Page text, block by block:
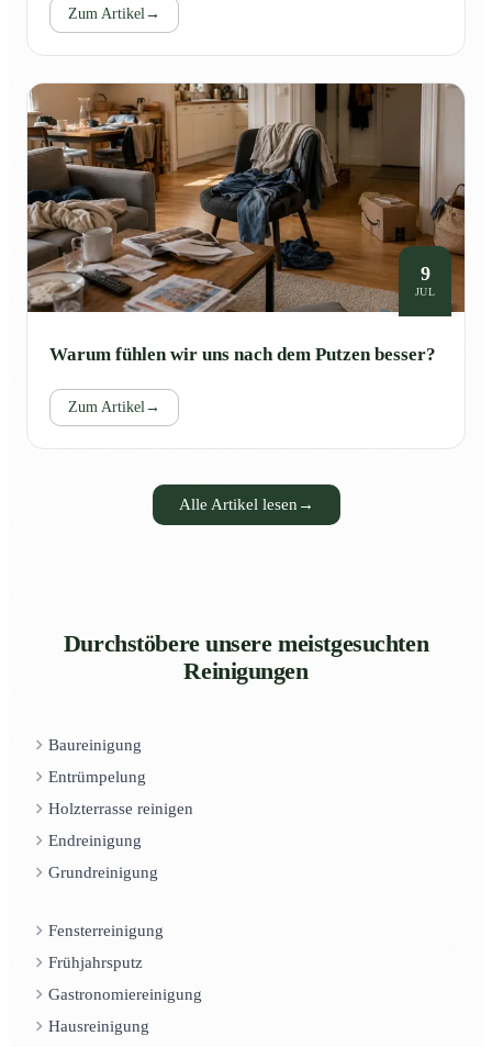
Zum Artikel →
9
JUL
Warum fühlen wir uns nach dem Putzen besser?
Zum Artikel →
Alle Artikel lesen →
Durchstöbere unsere meistgesuchten
Reinigungen
Baureinigung
Entrümpelung
Holzterrasse reinigen
Endreinigung
Grundreinigung
Fensterreinigung
Frühjahrsputz
Gastronomiereinigung
Hausreinigung